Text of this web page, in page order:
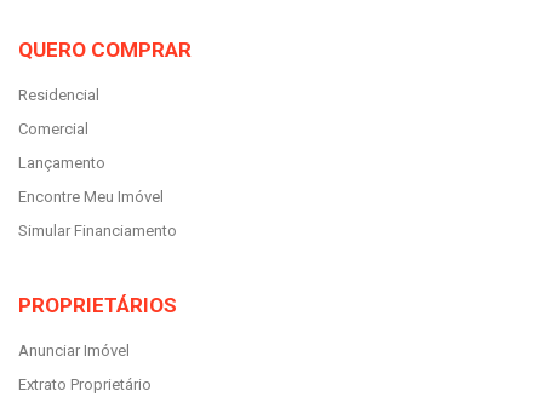
QUERO COMPRAR
Residencial
Comercial
Lançamento
Encontre Meu Imóvel
Simular Financiamento
PROPRIETÁRIOS
Anunciar Imóvel
Extrato Proprietário